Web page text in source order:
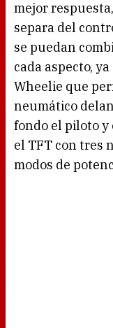
mejor
separa del
se puedan
cada aspecto,
Wheelie que
neumático
fondo el piloto y
el TFT con tres
modos de